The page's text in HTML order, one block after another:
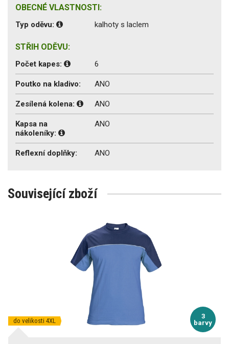
OBECNÉ VLASTNOSTI:
Typ oděvu: kalhoty s laclem
STŘIH ODĚVU:
Počet kapes: 6
Poutko na kladivo: ANO
Zesílená kolena: ANO
Kapsa na
nákoleníky:
ANO
Reflexní doplňky: ANO
Související zboží
3
barvy
do velikosti 4XL